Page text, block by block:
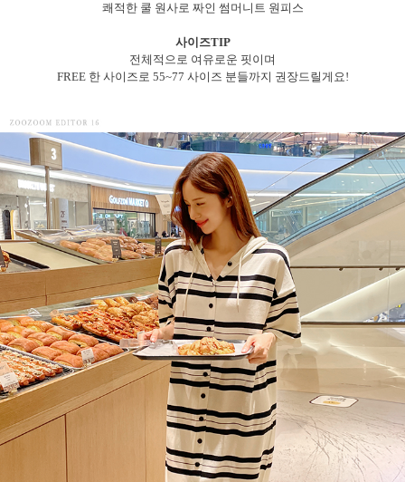
쾌적한 쿨 원사로 짜인 썸머니트 원피스
사이즈TIP
전체적으로 여유로운 핏이며
FREE 한 사이즈로 55~77 사이즈 분들까지 권장드릴게요!